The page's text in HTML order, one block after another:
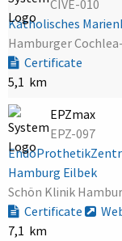
CIVE-010
Katholisches
Hamburger
Certificate
5,1 km
EPZmax
EPZ-097
Hamburg Eilbek
Schön Klinik
Certificate
7,1 km